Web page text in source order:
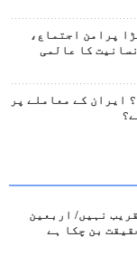
پرامن اجتماع،
کا عالمی
ایران کے معاملے پر
نہیں/ اربعین
بن چکا ہے